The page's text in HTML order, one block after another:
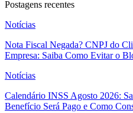
Postagens recentes
Notícias
Nota Fiscal Negada? CNPJ do
Empresa: Saiba Como Evitar o
Notícias
Calendário INSS Agosto 2026:
Benefício Será Pago e Como